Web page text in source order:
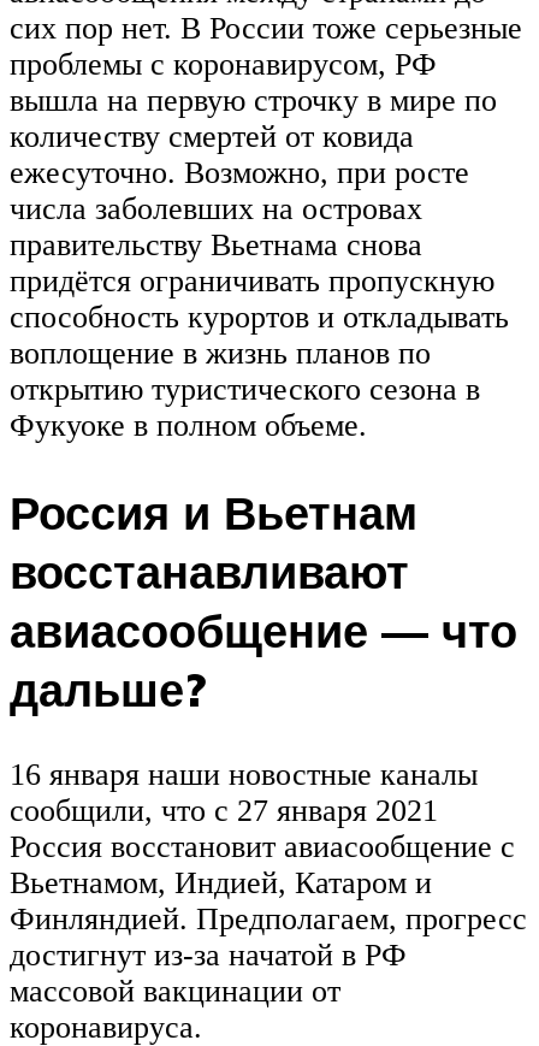
сих пор нет. В России тоже серьезные
проблемы с коронавирусом, РФ
вышла на первую строчку в мире по
количеству смертей от ковида
ежесуточно. Возможно, при росте
числа заболевших на островах
правительству Вьетнама снова
придётся ограничивать пропускную
способность курортов и откладывать
воплощение в жизнь планов по
открытию туристического сезона в
Фукуоке в полном объеме.
Россия и Вьетнам
восстанавливают
авиасообщение — что
дальше?
16 января наши новостные каналы
сообщили, что с 27 января 2021
Россия восстановит авиасообщение с
Вьетнамом, Индией, Катаром и
Финляндией. Предполагаем, прогресс
достигнут из-за начатой в РФ
массовой вакцинации от
коронавируса.